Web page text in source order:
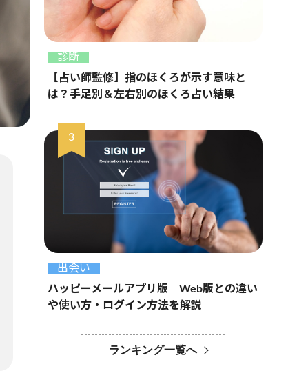
診断
【占い師監修】指のほくろが示す意味と
は？手足別＆左右別のほくろ占い結果
出会い
ハッピーメールアプリ版｜Web版との違い
や使い方・ログイン方法を解説
ランキング一覧へ